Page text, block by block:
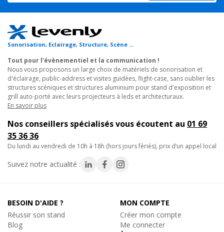
Sonorisation, Eclairage, Structure, Scène ...
Tout pour l'évènementiel et la communication !
Nous vous proposons un large choix de matériels de sonorisation et
d'éclairage, public-address et visites guidées, flight-case, sans oublier les
structures scéniques et structures aluminium pour stand d'exposition et
grill auto-porté avec leurs projecteurs à leds et architecturaux.
En savoir plus
Nos conseillers spécialisés vous écoutent au 01 69
35 36 36
du lundi au vendredi de 10h à 18h (hors jours fériés), prix d’un appel local
Suivez notre actualité :
BESOIN D'AIDE ?
Réussir son stand
Blog
MON COMPTE
Créer mon compte
Me connecter